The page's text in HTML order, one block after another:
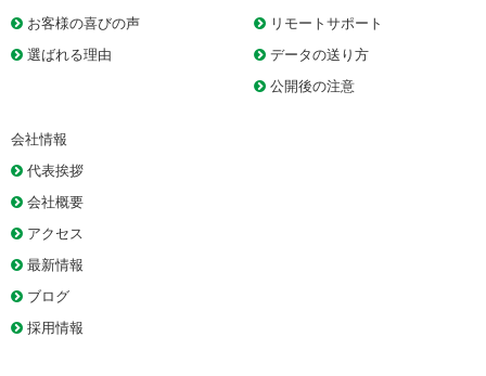
お客様の喜びの声
選ばれる理由
リモートサポート
データの送り方
公開後の注意
会社情報
代表挨拶
会社概要
アクセス
最新情報
ブログ
採用情報